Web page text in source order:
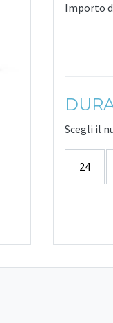
Importo
Scegli il
24